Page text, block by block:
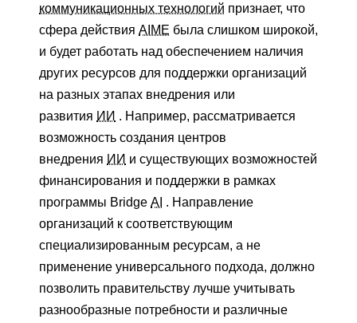
коммуникационных технологий признает, что
сфера действия AIME была слишком широкой,
и будет работать над обеспечением наличия
других ресурсов для поддержки организаций
на разных этапах внедрения или
развития ИИ . Например, рассматривается
возможность создания центров
внедрения ИИ и существующих возможностей
финансирования и поддержки в рамках
программы Bridge AI . Направление
организаций к соответствующим
специализированным ресурсам, а не
применение универсального подхода, должно
позволить правительству лучше учитывать
разнообразные потребности и различные